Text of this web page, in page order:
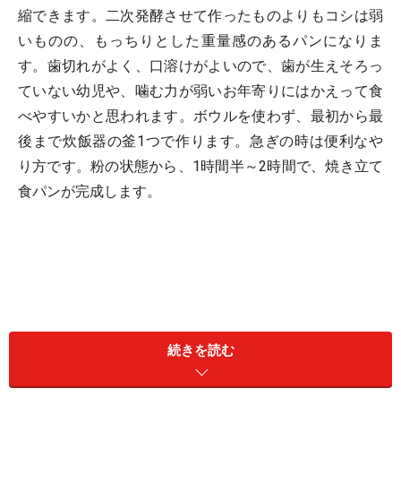
縮できます。二次発酵させて作ったものよりもコシは弱
いものの、もっちりとした重量感のあるパンになりま
す。歯切れがよく、口溶けがよいので、歯が生えそろっ
ていない幼児や、噛む力が弱いお年寄りにはかえって食
べやすいかと思われます。ボウルを使わず、最初から最
後まで炊飯器の釜1つで作ります。急ぎの時は便利なや
り方です。粉の状態から、1時間半～2時間で、焼き立て
食パンが完成します。
続きを読む